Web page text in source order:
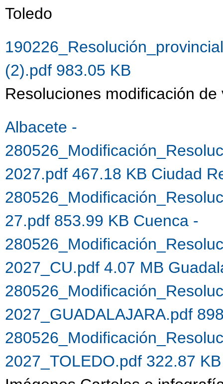
Toledo
(2).pdf 983.05 KB
Resoluciones modificación de
Albacete -
2027.pdf 467.18 KB Ciudad
27.pdf 853.99 KB Cuenca -
2027_CU.pdf 4.07 MB
2027_GUADALAJARA.pdf
2027_TOLEDO.pdf 322.87